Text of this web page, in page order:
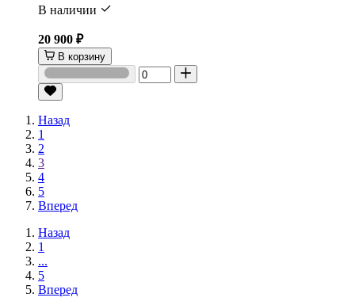
В наличии
20 900 ₽
В корзину
Назад
1
2
3
4
5
Вперед
Назад
1
...
5
Вперед